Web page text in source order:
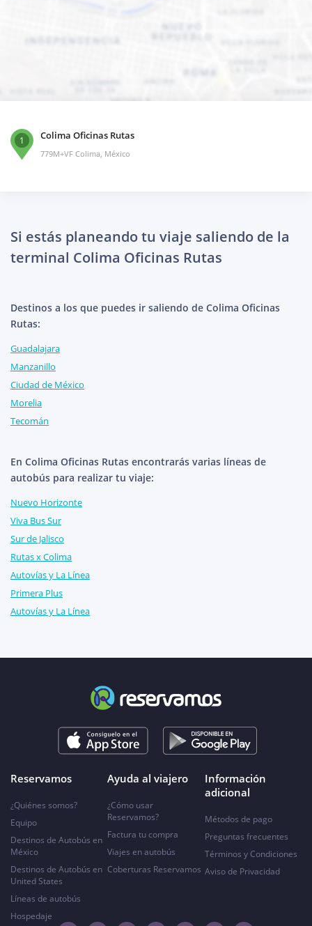
1 Colima Oficinas Rutas
779M+VF Colima, México
Si estás planeando tu viaje saliendo de la
terminal Colima Oficinas Rutas
Destinos a los que puedes ir saliendo de Colima Oficinas
Rutas:
Guadalajara
Manzanillo
Ciudad de México
Morelia
Tecomán
En Colima Oficinas Rutas encontrarás varias líneas de
autobús para realizar tu viaje:
Nuevo Horizonte
Viva Bus Sur
Sur de Jalisco
Rutas x Colima
Autovías y La Línea
Primera Plus
Autovías y La Línea
Reservamos
¿Quiénes somos?
Equipo
Destinos de Autobús en
México
Destinos de Autobús en
United States
Líneas de autobús
Hospedaje
Ayuda al viajero
¿Cómo usar
Reservamos?
Factura tu compra
Viajes en autobús
Coberturas Reservamos
Información
adicional
Métodos de pago
Preguntas frecuentes
Términos y Condiciones
Aviso de Privacidad